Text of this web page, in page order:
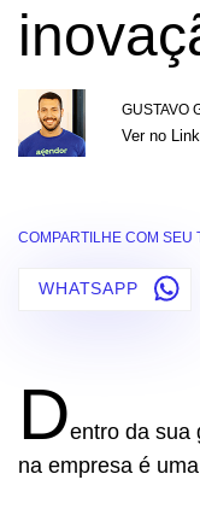
GUSTAVO
Ver no
COMPARTILHE COM SEU
WHATSAPP
Dentro da sua
na empresa é